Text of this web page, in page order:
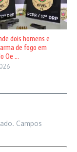
dois homens e
de fogo em
Oe ...
Campos